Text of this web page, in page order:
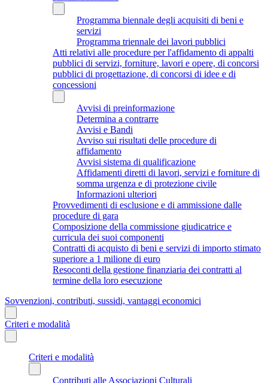
Programma biennale degli acquisiti di beni e
servizi
Programma triennale dei lavori pubblici
Atti relativi alle procedure per l'affidamento di appalti
pubblici di servizi, forniture, lavori e opere, di concorsi
pubblici di progettazione, di concorsi di idee e di
concessioni
Avvisi di preinformazione
Determina a contrarre
Avvisi e Bandi
Avviso sui risultati delle procedure di
affidamento
Avvisi sistema di qualificazione
Affidamenti diretti di lavori, servizi e forniture di
somma urgenza e di protezione civile
Informazioni ulteriori
Provvedimenti di esclusione e di ammissione dalle
procedure di gara
Composizione della commissione giudicatrice e
curricula dei suoi componenti
Contratti di acquisto di beni e servizi di importo stimato
superiore a 1 milione di euro
Resoconti della gestione finanziaria dei contratti al
termine della loro esecuzione
Sovvenzioni, contributi, sussidi, vantaggi economici
Criteri e modalità
Criteri e modalità
Contributi alle Associazioni Culturali